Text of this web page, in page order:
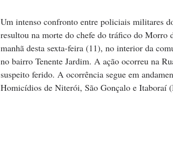
Um intenso confronto entre policiais militares
resultou na morte do chefe do tráfico do Morro
manhã desta sexta-feira (11), no interior da
no bairro Tenente Jardim. A ação ocorreu na
suspeito ferido. A ocorrência segue em
Homicídios de Niterói, São Gonçalo e Itaboraí